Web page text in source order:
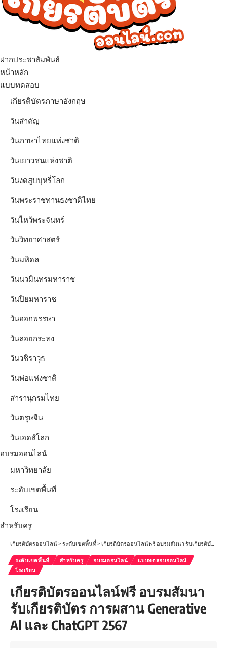
ฝากประชาสัมพันธ์
เมนู
หน้าหลัก
แบบทดสอบ
เกียรติบัตรภาษาอังกฤษ
วันสำคัญ
วันภาษาไทยแห่งชาติ
วันเยาวชนแห่งชาติ
วันงดสูบบุหรี่โลก
วันพระราชทานธงชาติไทย
วันไหว้พระจันทร์​
วันวิทยาศาสตร์
วันมหิดล
วันนวมินทรมหาราช
วันปิยมหาราช
วันออกพรรษา
วันลอยกระทง
วันวชิราวุธ
วันพ่อแห่งชาติ
สารานุกรมไทย
วันตรุษจีน
วันเอดส์โลก
อบรมออนไลน์
มหาวิทยาลัย
ระดับเขตพื้นที่
โรงเรียน
สำหรับครู
เกียรติบัตรออนไลน์> ระดับเขตพื้นที่> เกียรติบัตรออนไลน์ฟรี อบรมสัมนา รับเกียรติบัตร การผสาน Generative Al และ ChatGPT 2567
ระดับเขตพื้นที่ สำหรับครู อบรมออนไลน์
แบบทดสอบออนไลน์
โรงเรียน
เกียรติบัตรออนไลน์ฟรี อบรมสัมนา
รับเกียรติบัตร การผสาน Generative
Al และ ChatGPT 2567